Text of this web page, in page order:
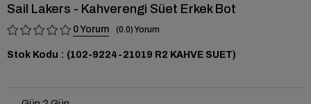
Sail Lakers - Kahverengi Süet Erkek Bot
0 0.0
Stok Kodu (102-9224-21019 R2 KAHVE SUET)